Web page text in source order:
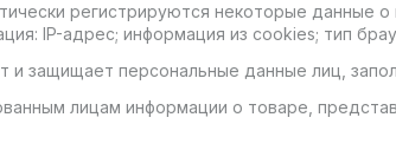
регистрируются некоторые данные
IP-адрес; информация из cookies; тип
и защищает персональные данные лиц,
лицам информации о товаре,